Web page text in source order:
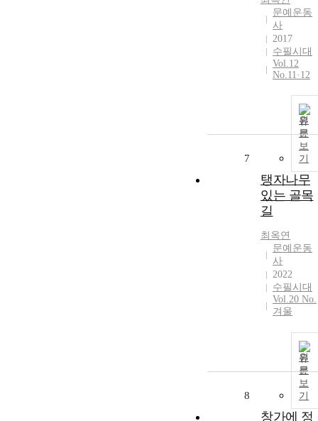
문예운동
사
2017
수필시대
Vol.12
No.11·12
원
문
보
기
7
탱자나무
있는 골목
길
최옥연
문예운동
사
2022
수필시대
Vol.20 No.
겨울
원
문
보
기
8
창가에 정